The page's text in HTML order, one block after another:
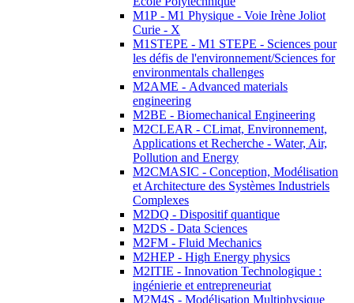
M1P - M1 Physique - Voie Irène Joliot
Curie - X
M1STEPE - M1 STEPE - Sciences pour
les défis de l'environnement/Sciences for
environmentals challenges
M2AME - Advanced materials
engineering
M2BE - Biomechanical Engineering
M2CLEAR - CLimat, Environnement,
Applications et Recherche - Water, Air,
Pollution and Energy
M2CMASIC - Conception, Modélisation
et Architecture des Systèmes Industriels
Complexes
M2DQ - Dispositif quantique
M2DS - Data Sciences
M2FM - Fluid Mechanics
M2HEP - High Energy physics
M2ITIE - Innovation Technologique :
ingénierie et entrepreneuriat
M2M4S - Modélisation Multiphysique